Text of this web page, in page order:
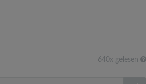
640x gelesen